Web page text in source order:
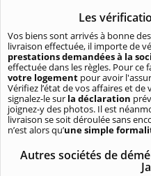
Les
Vos biens sont arrivés à bonne
livraison effectuée, il importe de
prestations demandées à la
effectuée dans les règles. Pour ce
votre logement pour avoir
Vérifiez l’état de vos affaires et
signalez-le sur la déclaration
joignez-y des photos. Il est
livraison se soit déroulée sans
n’est alors qu’une simple
Autres sociétés de